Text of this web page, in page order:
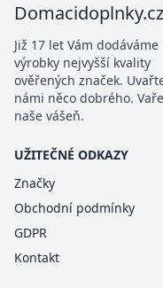
Domacidoplnky.cz
Již 17 let Vám dodáváme
výrobky nejvyšší kvality
ověřených značek.
námi něco dobrého.
naše vášeň.
UŽITEČNÉ ODKAZY
Značky
Obchodní podmínky
GDPR
Kontakt